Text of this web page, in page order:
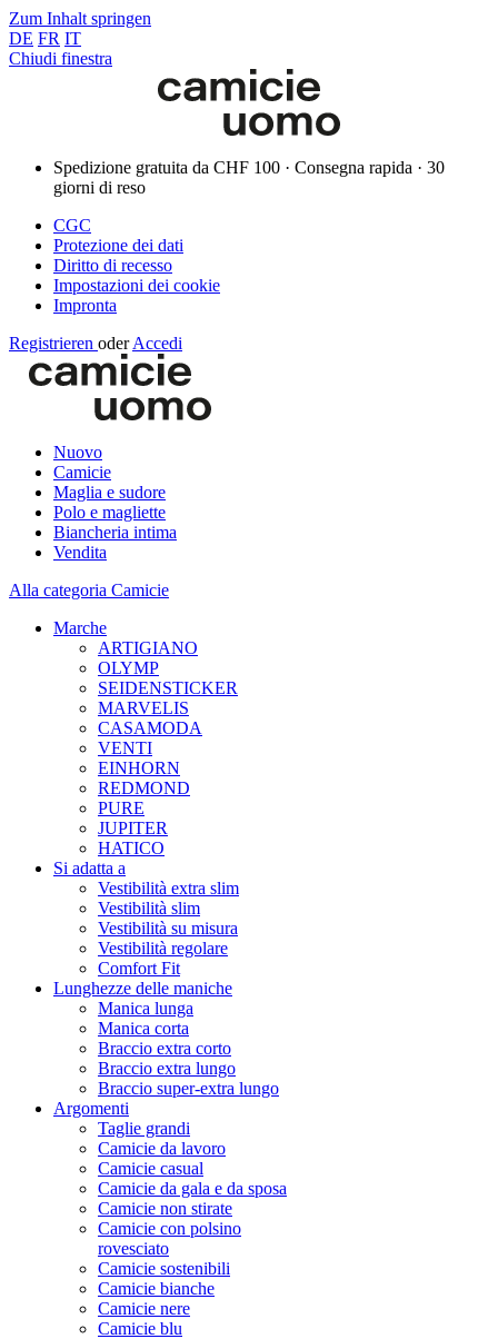
Zum Inhalt springen
DE FR IT
Chiudi finestra
Spedizione gratuita da CHF 100 · Consegna rapida · 30
giorni di reso
CGC
Protezione dei dati
Diritto di recesso
Impostazioni dei cookie
Impronta
Registrieren oder Accedi
Nuovo
Camicie
Maglia e sudore
Polo e magliette
Biancheria intima
Vendita
Alla categoria Camicie
Marche
ARTIGIANO
OLYMP
SEIDENSTICKER
MARVELIS
CASAMODA
VENTI
EINHORN
REDMOND
PURE
JUPITER
HATICO
Si adatta a
Vestibilità extra slim
Vestibilità slim
Vestibilità su misura
Vestibilità regolare
Comfort Fit
Lunghezze delle maniche
Manica lunga
Manica corta
Braccio extra corto
Braccio extra lungo
Braccio super-extra lungo
Argomenti
Taglie grandi
Camicie da lavoro
Camicie casual
Camicie da gala e da sposa
Camicie non stirate
Camicie con polsino
rovesciato
Camicie sostenibili
Camicie bianche
Camicie nere
Camicie blu